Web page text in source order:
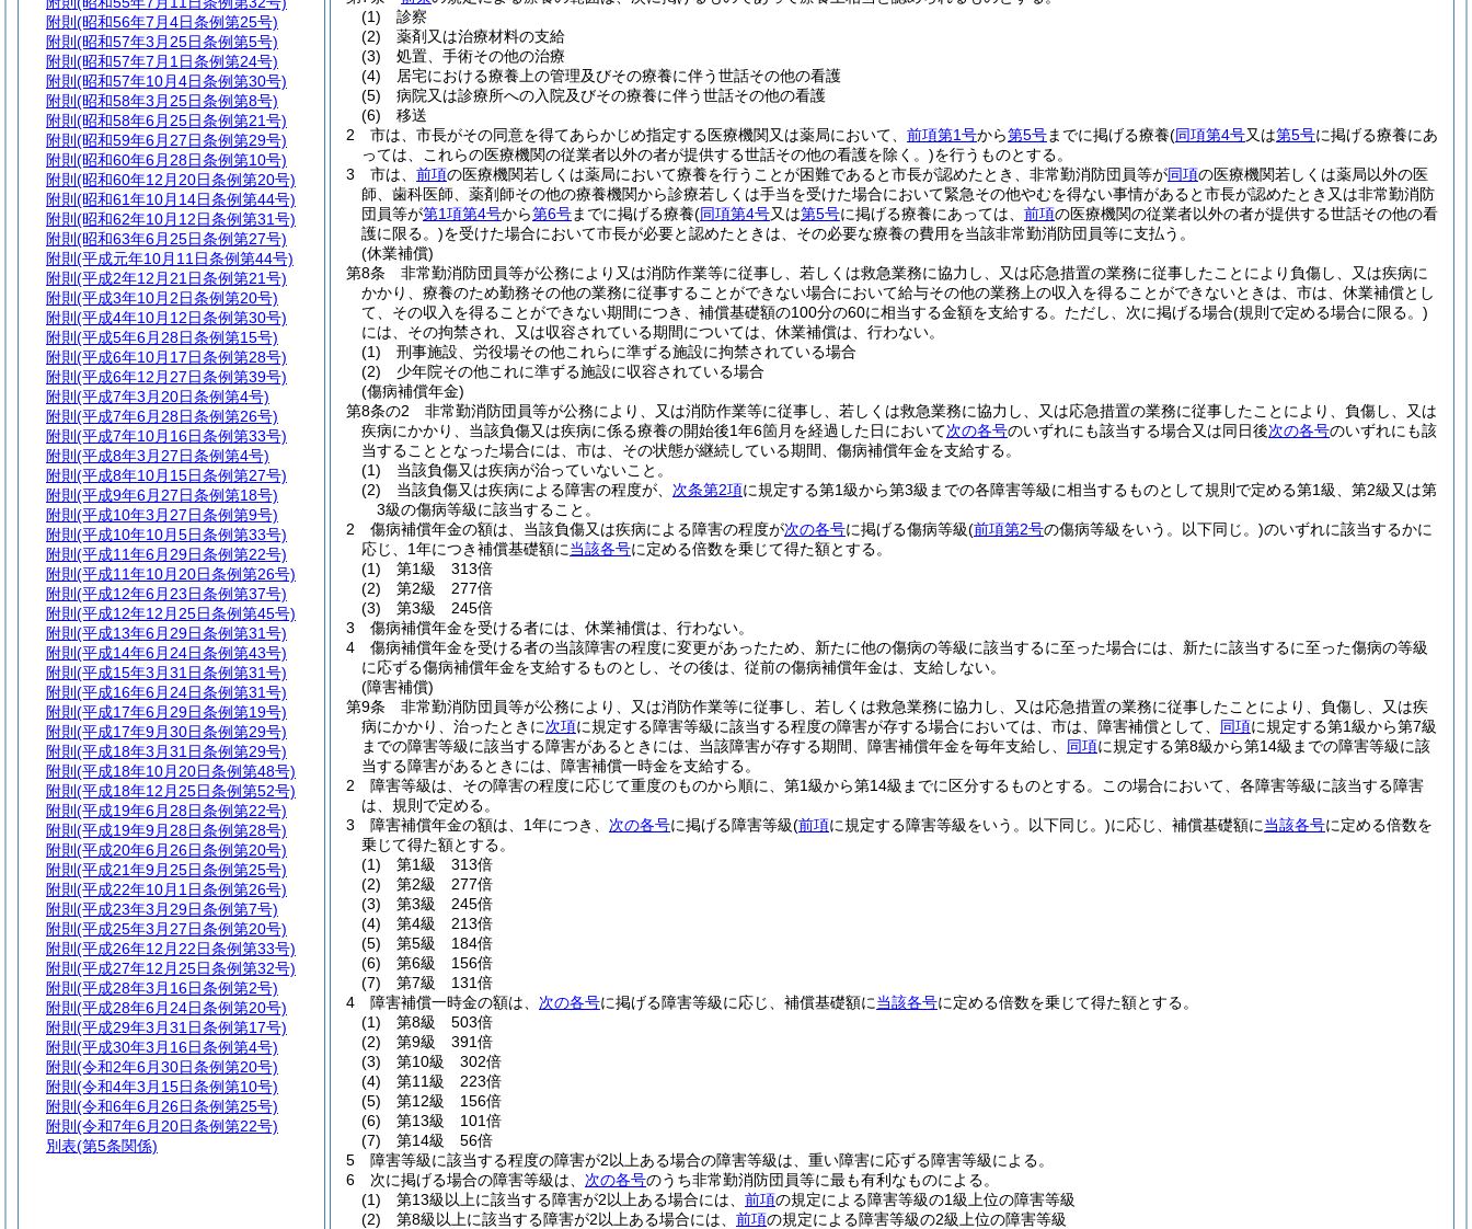
(1)
診察
(2)
薬剤又は治療材料の支給
(3)
処置、手術その他の治療
(4)
居宅における療養上の管理及びその療養に伴う世話その他の看護
(5)
病院又は診療所への入院及びその療養に伴う世話その他の看護
(6)
移送
2
市は、市長がその同意を得てあらかじめ指定する医療機関又は薬局において、 前項第1号から第5号までに掲げる療養(同項第4号又は第5号に掲げる療養にあ
っては、これらの医療機関の従業者以外の者が提供する世話その他の看護を除く。)を行うものとする。
3
市は、 前項の医療機関若しくは薬局において療養を行うことが困難であると市長が認めたとき、非常勤消防団員等が同項の医療機関若しくは薬局以外の医
師、歯科医師、薬剤師その他の療養機関から診療若しくは手当を受けた場合において緊急その他やむを得ない事情があると市長が認めたとき又は非常勤消防
団員等が第1項第4号から第6号までに掲げる療養(同項第4号又は第5号に掲げる療養にあっては、 前項の医療機関の従業者以外の者が提供する世話その他の看
護に限る。)を受けた場合において市長が必要と認めたときは、その必要な療養の費用を当該非常勤消防団員等に支払う。
(休業補償)
第8条
非常勤消防団員等が公務により又は消防作業等に従事し、若しくは救急業務に協力し、又は応急措置の業務に従事したことにより負傷し、又は疾病に
かかり、療養のため勤務その他の業務に従事することができない場合において給与その他の業務上の収入を得ることができないときは、市は、休業補償とし
て、その収入を得ることができない期間につき、補償基礎額の100分の60に相当する金額を支給する。 ただし、次に掲げる場合(規則で定める場合に限る。)
には、その拘禁され、又は収容されている期間については、休業補償は、行わない。
(1)
刑事施設、労役場その他これらに準ずる施設に拘禁されている場合
(2)
少年院その他これに準ずる施設に収容されている場合
(傷病補償年金)
第8条の2
非常勤消防団員等が公務により、又は消防作業等に従事し、若しくは救急業務に協力し、又は応急措置の業務に従事したことにより、負傷し、又は
疾病にかかり、当該負傷又は疾病に係る療養の開始後1年6箇月を経過した日において次の各号のいずれにも該当する場合又は同日後次の各号のいずれにも該
当することとなった場合には、市は、その状態が継続している期間、傷病補償年金を支給する。
(1)
当該負傷又は疾病が治っていないこと。
(2)
当該負傷又は疾病による障害の程度が、 次条第2項に規定する第1級から第3級までの各障害等級に相当するものとして規則で定める第1級、第2級又は第
3級の傷病等級に該当すること。
2
傷病補償年金の額は、当該負傷又は疾病による障害の程度が次の各号に掲げる傷病等級(前項第2号の傷病等級をいう。以下同じ。)のいずれに該当するかに
応じ、1年につき補償基礎額に当該各号に定める倍数を乗じて得た額とする。
(1)
第1級 313倍
(2)
第2級 277倍
(3)
第3級 245倍
3
傷病補償年金を受ける者には、休業補償は、行わない。
4
傷病補償年金を受ける者の当該障害の程度に変更があったため、新たに他の傷病の等級に該当するに至った場合には、新たに該当するに至った傷病の等級
に応ずる傷病補償年金を支給するものとし、その後は、従前の傷病補償年金は、支給しない。
(障害補償)
第9条
非常勤消防団員等が公務により、又は消防作業等に従事し、若しくは救急業務に協力し、又は応急措置の業務に従事したことにより、負傷し、又は疾
病にかかり、治ったときに次項に規定する障害等級に該当する程度の障害が存する場合においては、市は、障害補償として、 同項に規定する第1級から第7級
までの障害等級に該当する障害があるときには、当該障害が存する期間、障害補償年金を毎年支給し、 同項に規定する第8級から第14級までの障害等級に該
当する障害があるときには、障害補償一時金を支給する。
2
障害等級は、その障害の程度に応じて重度のものから順に、第1級から第14級までに区分するものとする。
この場合において、各障害等級に該当する障害
は、規則で定める。
3
障害補償年金の額は、1年につき、 次の各号に掲げる障害等級(前項に規定する障害等級をいう。以下同じ。)に応じ、補償基礎額に当該各号に定める倍数を
乗じて得た額とする。
(1)
第1級 313倍
(2)
第2級 277倍
(3)
第3級 245倍
(4)
第4級 213倍
(5)
第5級 184倍
(6)
第6級 156倍
(7)
第7級 131倍
4
障害補償一時金の額は、 次の各号に掲げる障害等級に応じ、補償基礎額に当該各号に定める倍数を乗じて得た額とする。
(1)
第8級 503倍
(2)
第9級 391倍
(3)
第10級 302倍
(4)
第11級 223倍
(5)
第12級 156倍
(6)
第13級 101倍
(7)
第14級 56倍
5
障害等級に該当する程度の障害が2以上ある場合の障害等級は、重い障害に応ずる障害等級による。
6
次に掲げる場合の障害等級は、 次の各号のうち非常勤消防団員等に最も有利なものによる。
(1)
第13級以上に該当する障害が2以上ある場合には、 前項の規定による障害等級の1級上位の障害等級
(2)
第8級以上に該当する障害が2以上ある場合には、 前項の規定による障害等級の2級上位の障害等級
附則 (昭和56年7月4日条例第25号)
附則 (昭和57年3月25日条例第5号)
附則 (昭和57年7月1日条例第24号)
附則 (昭和57年10月4日条例第30号)
附則 (昭和58年3月25日条例第8号)
附則 (昭和58年6月25日条例第21号)
附則 (昭和59年6月27日条例第29号)
附則 (昭和60年6月28日条例第10号)
附則 (昭和60年12月20日条例第20号)
附則 (昭和61年10月14日条例第44号)
附則 (昭和62年10月12日条例第31号)
附則 (昭和63年6月25日条例第27号)
附則 (平成元年10月11日条例第44号)
附則 (平成2年12月21日条例第21号)
附則 (平成3年10月2日条例第20号)
附則 (平成4年10月12日条例第30号)
附則 (平成5年6月28日条例第15号)
附則 (平成6年10月17日条例第28号)
附則 (平成6年12月27日条例第39号)
附則 (平成7年3月20日条例第4号)
附則 (平成7年6月28日条例第26号)
附則 (平成7年10月16日条例第33号)
附則 (平成8年3月27日条例第4号)
附則 (平成8年10月15日条例第27号)
附則 (平成9年6月27日条例第18号)
附則 (平成10年3月27日条例第9号)
附則 (平成10年10月5日条例第33号)
附則 (平成11年6月29日条例第22号)
附則 (平成11年10月20日条例第26号)
附則 (平成12年6月23日条例第37号)
附則 (平成12年12月25日条例第45号)
附則 (平成13年6月29日条例第31号)
附則 (平成14年6月24日条例第43号)
附則 (平成15年3月31日条例第31号)
附則 (平成16年6月24日条例第31号)
附則 (平成17年6月29日条例第19号)
附則 (平成17年9月30日条例第29号)
附則 (平成18年3月31日条例第29号)
附則 (平成18年10月20日条例第48号)
附則 (平成18年12月25日条例第52号)
附則 (平成19年6月28日条例第22号)
附則 (平成19年9月28日条例第28号)
附則 (平成20年6月26日条例第20号)
附則 (平成21年9月25日条例第25号)
附則 (平成22年10月1日条例第26号)
附則 (平成23年3月29日条例第7号)
附則 (平成25年3月27日条例第20号)
附則 (平成26年12月22日条例第33号)
附則 (平成27年12月25日条例第32号)
附則 (平成28年3月16日条例第2号)
附則 (平成28年6月24日条例第20号)
附則 (平成29年3月31日条例第17号)
附則 (平成30年3月16日条例第4号)
附則 (令和2年6月30日条例第20号)
附則 (令和4年3月15日条例第10号)
附則 (令和6年6月26日条例第25号)
附則 (令和7年6月20日条例第22号)
別表(第5条関係)